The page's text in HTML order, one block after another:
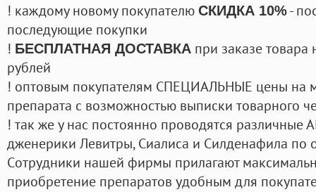
! каждому новому покупателю СКИДКА 10%-
последующие покупки
! БЕСПЛАТНАЯ ДОСТАВКА при заказе
рублей
! оптовым покупателям СПЕЦИАЛЬНЫЕ цены на
препарата с возможностью выписки товарного
! так же у нас постоянно проводятся
дженерики Левитры, Сиалиса и Силденафила по
Cотрудники нашей фирмы прилагают
приобретение препаратов удобным для